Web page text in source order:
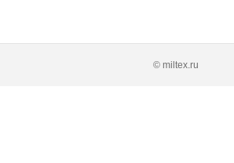
© miltex.ru